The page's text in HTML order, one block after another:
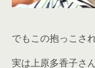
でもこの抱っこさ
実は上原多香子さ